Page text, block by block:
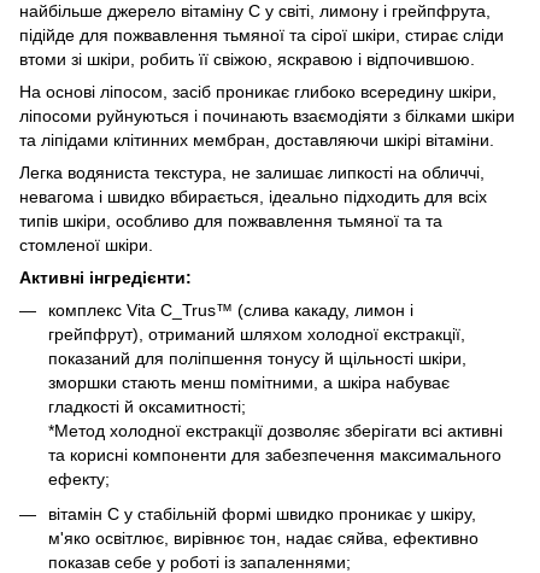
найбільше джерело вітаміну С у світі, лимону і грейпфрута,
підійде для пожвавлення тьмяної та сірої шкіри, стирає сліди
втоми зі шкіри, робить її свіжою, яскравою і відпочившою.
На основі ліпосом, засіб проникає глибоко всередину шкіри,
ліпосоми руйнуються і починають взаємодіяти з білками шкіри
та ліпідами клітинних мембран, доставляючи шкірі вітаміни.
Легка водяниста текстура, не залишає липкості на обличчі,
невагома і швидко вбирається, ідеально підходить для всіх
типів шкіри, особливо для пожвавлення тьмяної та та
стомленої шкіри.
Активні інгредієнти:
комплекс Vita C_Trus™ (слива какаду, лимон і
грейпфрут), отриманий шляхом холодної екстракції,
показаний для поліпшення тонусу й щільності шкіри,
зморшки стають менш помітними, а шкіра набуває
гладкості й оксамитності;
*Метод холодної екстракції дозволяє зберігати всі активні
та корисні компоненти для забезпечення максимального
ефекту;
вітамін С у стабільній формі швидко проникає у шкіру,
м'яко освітлює, вирівнює тон, надає сяйва, ефективно
показав себе у роботі із запаленнями;